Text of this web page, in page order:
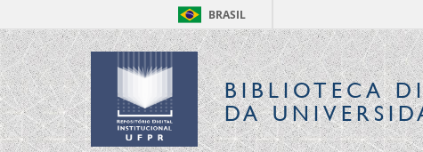
BRASIL
BIBLIOTECA
DA